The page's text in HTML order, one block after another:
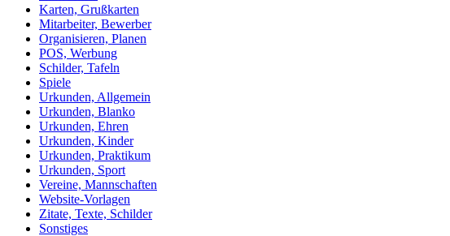
Karten, Grußkarten
Mitarbeiter, Bewerber
Organisieren, Planen
POS, Werbung
Schilder, Tafeln
Spiele
Urkunden, Allgemein
Urkunden, Blanko
Urkunden, Ehren
Urkunden, Kinder
Urkunden, Praktikum
Urkunden, Sport
Vereine, Mannschaften
Website-Vorlagen
Zitate, Texte, Schilder
Sonstiges